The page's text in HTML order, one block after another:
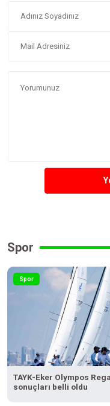
Spor
Spor
TAYK-Eker Olympos
sonuçları belli oldu